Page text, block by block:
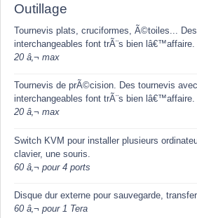
Outillage
Tournevis plats, cruciformes, Ã©toiles...
interchangeables font trÃ¨s bien lâ€™affaire.
20 â‚¬ max
Tournevis de prÃ©cision. Des tournevis
interchangeables font trÃ¨s bien lâ€™affaire.
20 â‚¬ max
Switch KVM pour installer plusieurs
clavier, une souris.
60 â‚¬ pour 4 ports
Disque dur externe pour sauvegarde,
60 â‚¬ pour 1 Tera